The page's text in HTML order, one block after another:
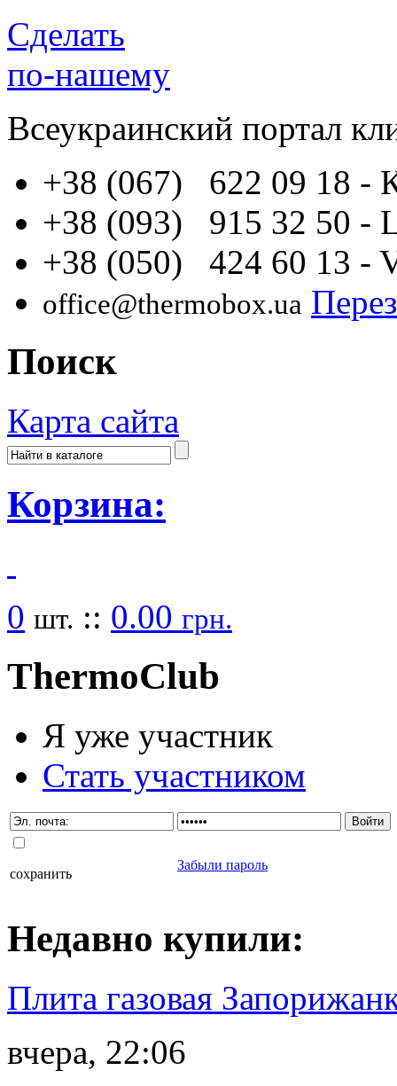
Сделать
по-нашему
Всеукраинский портал
+38 (067) 622 09 18 -
+38 (093) 915 32 50 -
+38 (050) 424 60 13 -
office@thermobox.ua
Поиск
Карта сайта
Корзина:
0 шт. :: 0.00 грн.
ThermoClub
Я уже участник
Стать участником
сохранить
Забыли пароль
Недавно купили:
Плита газовая
вчера, 22:06